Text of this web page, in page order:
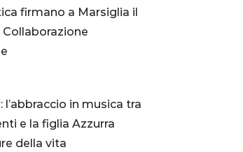
firmano a Marsiglia il
l’abbraccio in musica tra
e la figlia Azzurra
della vita